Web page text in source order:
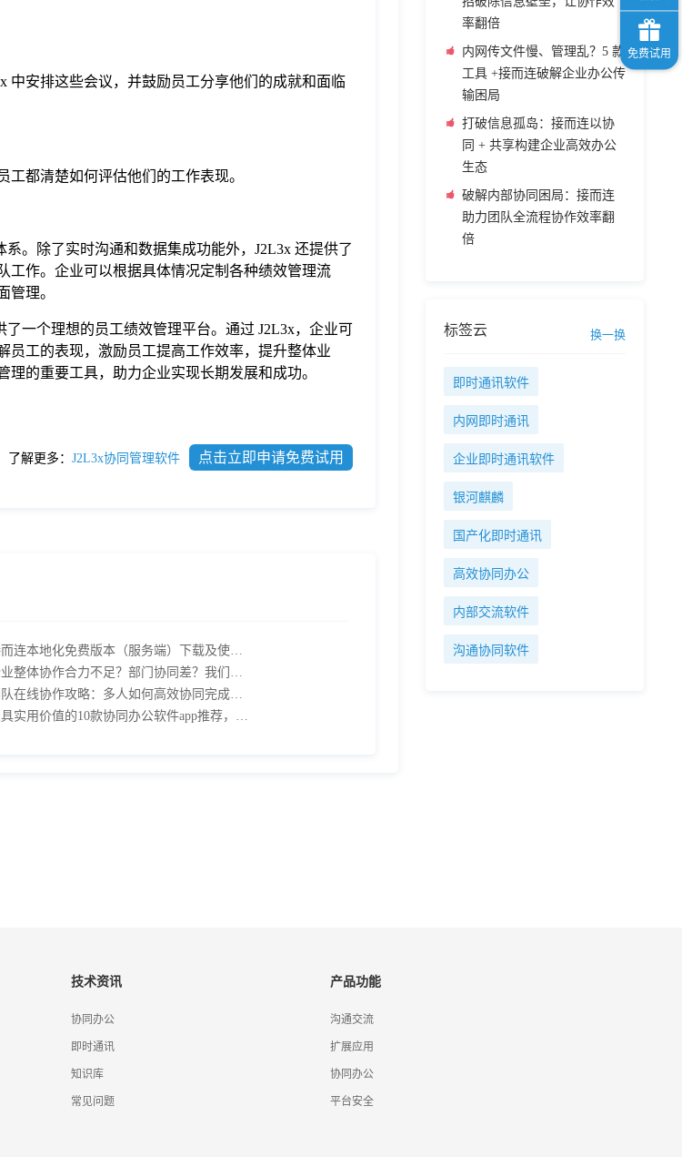
中安排这些会议，并鼓励员工分享他们的成就和面临
都清楚如何评估他们的工作表现。
。除了实时沟通和数据集成功能外，J2L3x 还提供了
工作。企业可以根据具体情况定制各种绩效管理流
管理。
一个理想的员工绩效管理平台。通过 J2L3x，企业可
员工的表现，激励员工提高工作效率，提升整体业
的重要工具，助力企业实现长期发展和成功。
了解更多： J2L3x协同管理软件 点击立即申请免费试用
率翻倍
内网传文件慢、管理乱？5 款
工具 +接而连破解企业办公传
输困局
打破信息孤岛：接而连以协
同 + 共享构建企业高效办公
生态
破解内部协同困局：接而连
助力团队全流程协作效率翻
倍
标签云 换一换
即时通讯软件
内网即时通讯
企业即时通讯软件
银河麒麟
国产化即时通讯
高效协同办公
内部交流软件
沟通协同软件
技术资讯
协同办公
即时通讯
知识库
常见问题
产品功能
沟通交流
扩展应用
协同办公
平台安全